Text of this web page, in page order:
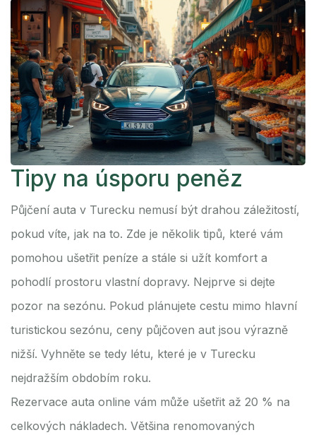
Tipy na úsporu peněz
Půjčení auta v Turecku nemusí být drahou záležitostí,
pokud víte, jak na to. Zde je několik tipů, které vám
pomohou ušetřit peníze a stále si užít komfort a
pohodlí prostoru vlastní dopravy. Nejprve si dejte
pozor na sezónu. Pokud plánujete cestu mimo hlavní
turistickou sezónu, ceny půjčoven aut jsou výrazně
nižší. Vyhněte se tedy létu, které je v Turecku
nejdražším obdobím roku.
Rezervace auta online vám může ušetřit až 20 % na
celkových nákladech. Většina renomovaných